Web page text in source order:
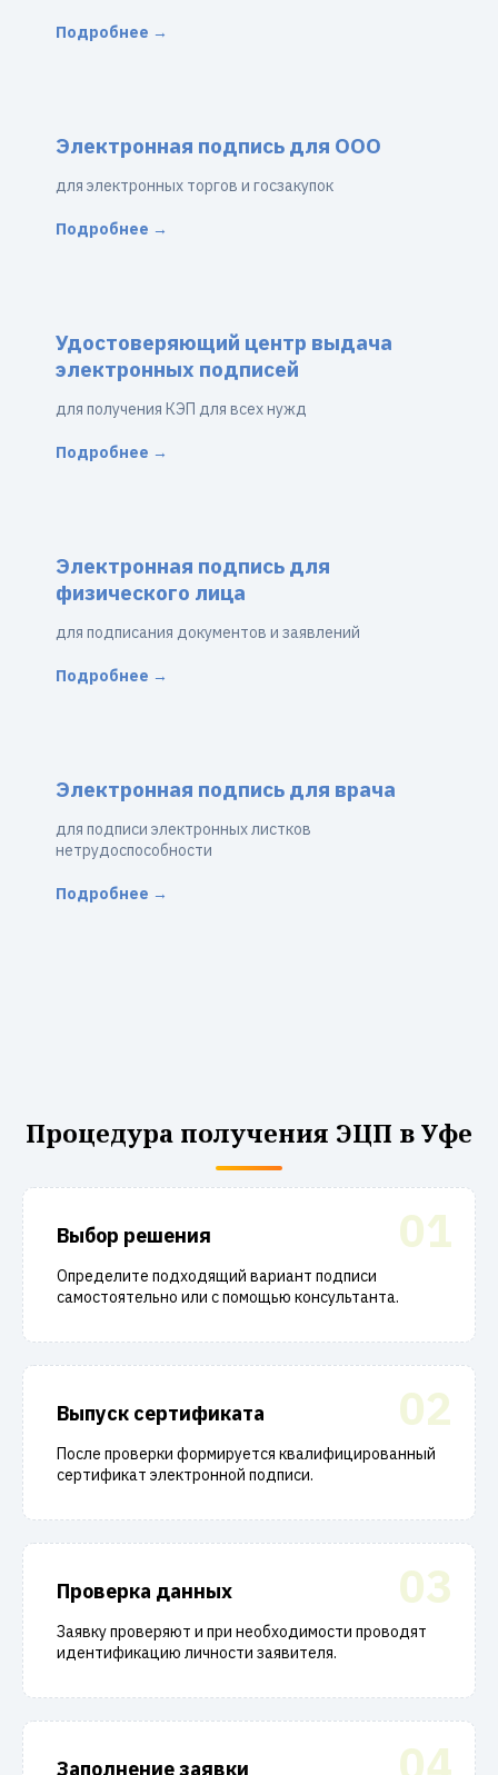
Подробнее →
Электронная подпись для ООО
для электронных торгов и госзакупок
Подробнее →
Удостоверяющий центр выдача
электронных подписей
для получения КЭП для всех нужд
Подробнее →
Электронная подпись для
физического лица
для подписания документов и заявлений
Подробнее →
Электронная подпись для врача
для подписи электронных листков
нетрудоспособности
Подробнее →
Процедура получения ЭЦП в Уфе
01
Выбор решения
Определите подходящий вариант подписи
самостоятельно или с помощью консультанта.
02
Выпуск сертификата
После проверки формируется квалифицированный
сертификат электронной подписи.
03
Проверка данных
Заявку проверяют и при необходимости проводят
идентификацию личности заявителя.
Заполнение заявки